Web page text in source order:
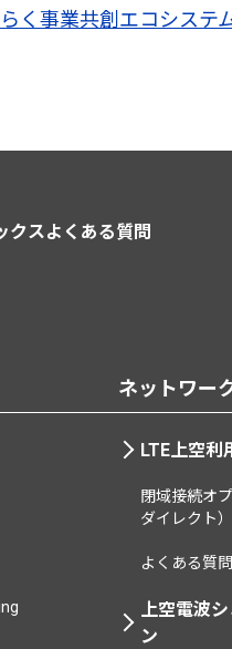
く事業共創エコシステ
クスよくある質問
ネットワー
LTE上空利
閉域接続オ
ダイレクト）
よくある質問
上空電波
ン